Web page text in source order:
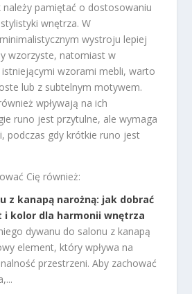
pamiętać o dostosowaniu
wnętrza. W
wystroju lepiej
wzorzyste, natomiast w
wzorami mebli, warto
lub z subtelnym motywem.
wpływają na ich
runo jest przytulne, ale wymaga
podczas gdy krótkie runo jest
Cię również:
z kanapą narożną: jak dobrać
i kolor dla harmonii wnętrza
dywanu do salonu z kanapą
element, który wpływa na
przestrzeni. Aby zachować